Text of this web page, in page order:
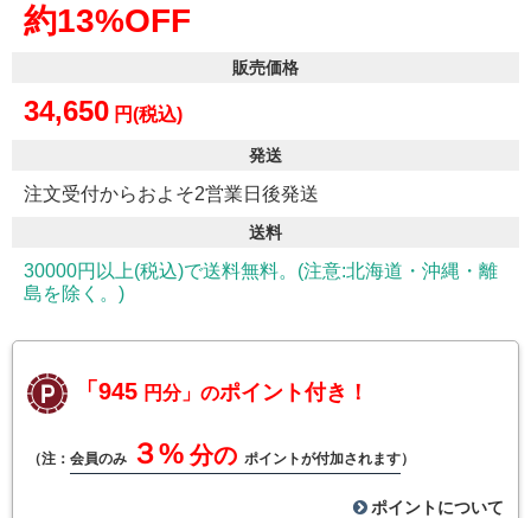
約13%OFF
販売価格
34,650 円(税込)
発送
注文受付からおよそ2営業日後発送
送料
30000円以上(税込)で送料無料。(注意:北海道・沖縄・離
島を除く。)
「945 円分」のポイント付き！
（注： 会員のみ ３% 分の ポイントが付加されます）
ポイントについて